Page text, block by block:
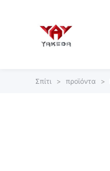
Σπίτι > προϊόντα >